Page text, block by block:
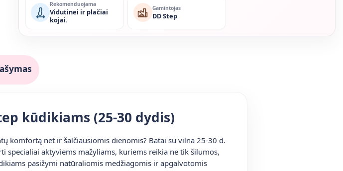
Rekomenduojama
Vidutinei ir plačiai
kojai.
Gamintojas
DD Step
kūdikiams (25-30 dydis)
komfortą net ir šalčiausiomis dienomis? Batai su vilna 25-30 d.
specialiai aktyviems mažyliams, kuriems reikia ne tik šilumos,
pasižymi natūraliomis medžiagomis ir apgalvotomis